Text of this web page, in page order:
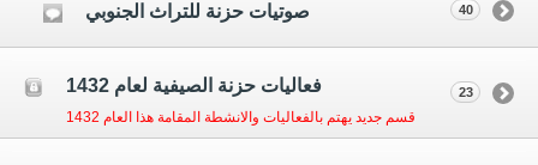
صوتيات حزنة للتراث الجنوبي 40
فعاليات حزنة الصيفية لعام 1432
قسم جديد يهتم بالفعاليات والانشطة المقامة هذا العام 1432
23